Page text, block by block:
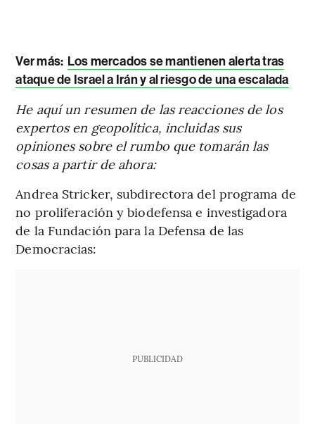
Ver más: Los mercados se mantienen alerta tras
ataque de Israel a Irán y al riesgo de una escalada
He aquí un resumen de las reacciones de los
expertos en geopolítica, incluidas sus
opiniones sobre el rumbo que tomarán las
cosas a partir de ahora:
Andrea Stricker, subdirectora del programa de
no proliferación y biodefensa e investigadora
de la Fundación para la Defensa de las
Democracias:
PUBLICIDAD